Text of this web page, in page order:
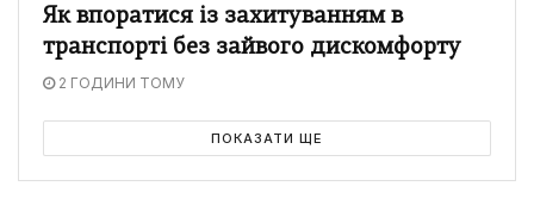
Як впоратися із захитуванням в
транспорті без зайвого дискомфорту
2 ГОДИНИ ТОМУ
ПОКАЗАТИ ЩЕ